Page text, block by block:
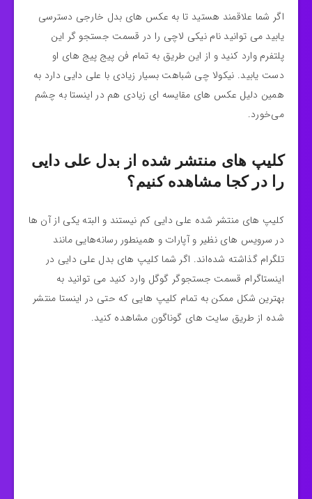
اگر شما علاقمند هستید تا به عکس های بدل خارجی دسترسی
یابید می توانید نام نیکی لاچی را در قسمت جستجو گر این
پلتفرم وارد کنید و از این طریق به تمام فن پیج پیج های او
دست یابید. نیکولا چی شباهت بسیار زیادی با علی دایی دارد به
همین دلیل عکس های مقایسه ای زیادی هم در اینستا به چشم
می‌خورد.
کلیپ های منتشر شده از بدل علی دایی
را در کجا مشاهده کنیم؟
کلیپ های منتشر شده علی دایی کم نیستند و البته یکی از آن ها
در سرویس های نظیر و آپارات و همینطور رسانه‌هایی مانند
تلگرام گذاشته شده‌اند. اگر شما کلیپ های بدل علی دایی در
اینستاگرام قسمت جستجوگر گوگل وارد کنید می توانید به
بهترین شکل ممکن به تمام کلیپ هایی که حتی در اینستا منتشر
شده از طریق سایت های گوناگون مشاهده کنید.